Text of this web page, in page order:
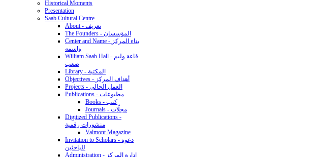
Historical Moments
Presentation
Saab Cultural Centre
About - تعريف
The Founders - المؤسسان
Center and Name - بناء المركز
واسمه
William Saab Hall - قاعة وليم
صعب
Library - المكتبة
Objectives - أهداف المركز
Projects - العمل الحالي
Publications - مطبوعات
Books - كتب
Journals - مجلّات
Digitized Publications -
منشورات رقمية
Valmont Magazine
Invitation to Scholars - دعوة
للباحثين
Administration - إدارة المركز